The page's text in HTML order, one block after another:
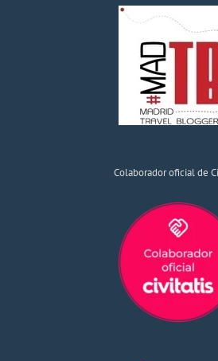
Colaborador oficial de